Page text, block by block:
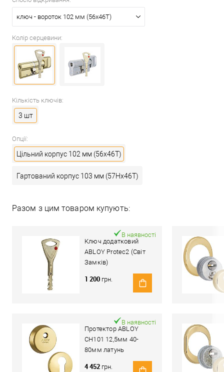
ключ - вороток 102 мм (56x46T)
Колір серцевини:
Кількість ключів:
3 шт
Опції:
Цільний корпус 102 мм (56x46T)
Гартований корпус 103 мм (57Hx46T)
Разом з цим товаром купують:
Ключ додатковий
ABLOY Protec2 (Світ
Замків)
В наявності
1 200 грн.
Протектор ABLOY
CH101 12,5мм 40-
80мм латунь
В наявності
4 452 грн.